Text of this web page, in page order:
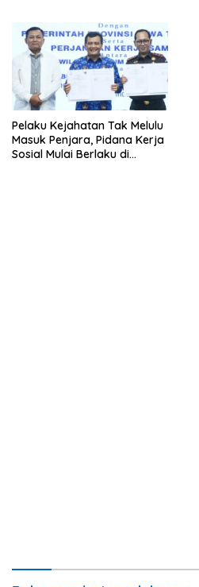
Pelaku Kejahatan Tak Melulu
Masuk Penjara, Pidana Kerja
Sosial Mulai Berlaku di